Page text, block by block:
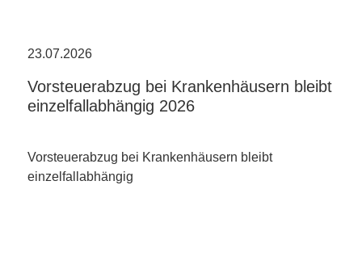
23.07.2026
Vorsteuerabzug bei Krankenhäusern bleibt
einzelfallabhängig 2026
Vorsteuerabzug bei Krankenhäusern bleibt
einzelfallabhängig